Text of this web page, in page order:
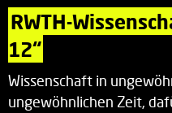
RWTH-
12“
Wissenschaft in
ungewöhnlichen Zeit,